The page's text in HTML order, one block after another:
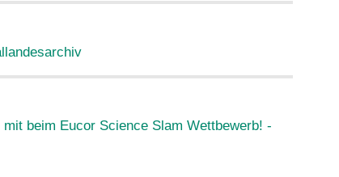
beim Eucor Science Slam Wettbewerb! -